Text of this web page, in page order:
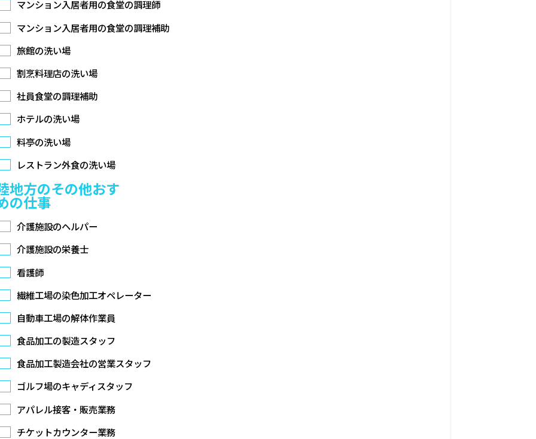
マンション入居者用の食堂の調理師
マンション入居者用の食堂の調理補助
旅館の洗い場
割烹料理店の洗い場
社員食堂の調理補助
ホテルの洗い場
料亭の洗い場
レストラン外食の洗い場
地方のその他おす
の仕事
介護施設のヘルパー
介護施設の栄養士
看護師
繊維工場の染色加工オペレーター
自動車工場の解体作業員
食品加工の製造スタッフ
食品加工製造会社の営業スタッフ
ゴルフ場のキャディスタッフ
アパレル接客・販売業務
チケットカウンター業務